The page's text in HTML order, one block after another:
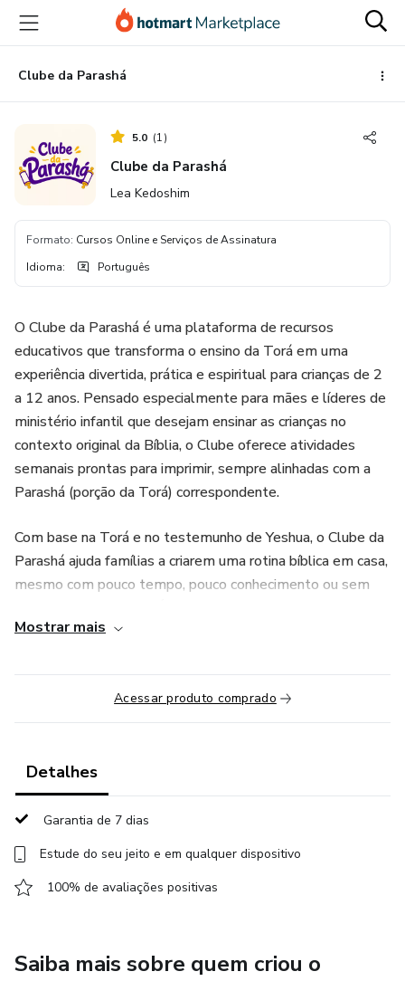
para
conteúdo
principal
para
pagamento
para
rodapé
Clube da Parashá
5.0 (1)
Clube da Parashá
Lea Kedoshim
Formato: Cursos Online e Serviços de Assinatura
Idioma: Português
O Clube da Parashá é uma plataforma de recursos
educativos que transforma o ensino da Torá em uma
experiência divertida, prática e espiritual para crianças de 2
a 12 anos. Pensado especialmente para mães e líderes de
ministério infantil que desejam ensinar as crianças no
contexto original da Bíblia, o Clube oferece atividades
semanais prontas para imprimir, sempre alinhadas com a
Parashá (porção da Torá) correspondente.
Com base na Torá e no testemunho de Yeshua, o Clube da
Parashá ajuda famílias a criarem uma rotina bíblica em casa,
mesmo com pouco tempo, pouco conhecimento ou sem
inculcar a Palavra de D’us no coração dos filhos, desde a
Mostrar mais
Acessar produto comprado
Detalhes
Garantia de 7 dias
Estude do seu jeito e em qualquer dispositivo
100% de avaliações positivas
Saiba mais sobre quem criou o